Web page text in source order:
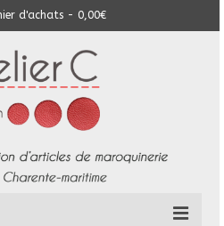
d'achats - 0,00€